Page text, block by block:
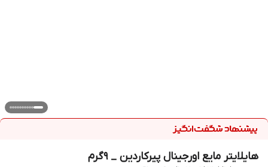
هایلایتر مایع اورجینال پیرکاردین _ ۹گرم